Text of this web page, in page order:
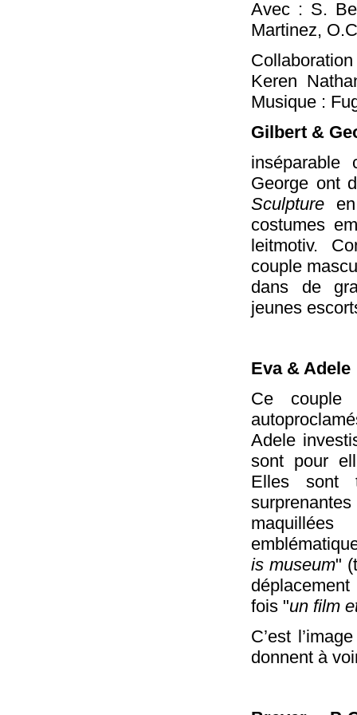
Avec : S.
Martinez,
Keren
Musique :
Gilbert &
inséparable
George ont
Sculpture
costumes
leitmotiv.
couple
dans de
jeunes
Eva & Adele
Ce couple
Adele
sont pour
Elles sont
is museum"
fois "un film
C’est
donnent à